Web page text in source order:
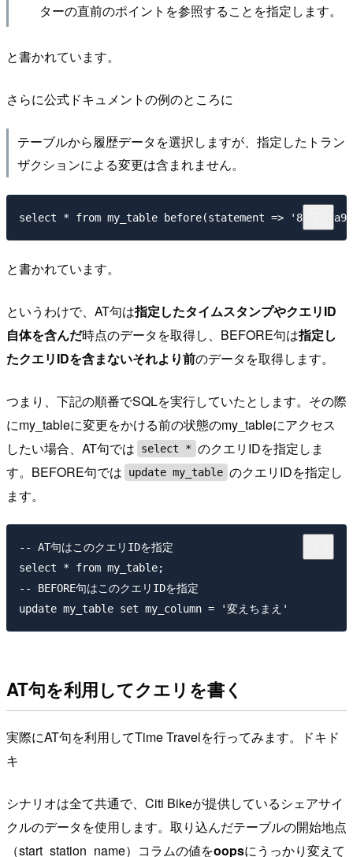
ターの直前のポイントを参照することを指定します。
と書かれています。
さらに公式ドキュメントの例のところに
テーブルから履歴データを選択しますが、指定したトラン
ザクションによる変更は含まれません。
と書かれています。
というわけで、AT句は指定したタイムスタンプやクエリID
自体を含んだ時点のデータを取得し、BEFORE句は指定し
たクエリIDを含まないそれより前のデータを取得します。
つまり、下記の順番でSQLを実行していたとします。その際
にmy_tableに変更をかける前の状態のmy_tableにアクセス
したい場合、AT句では
select * のクエリIDを指定しま
す。BEFORE句では
update my_table のクエリIDを指定し
ます。
-- AT句はこのクエリIDを指定
select * from my_table;
-- BEFORE句はこのクエリIDを指定
AT句を利用してクエリを書く
実際にAT句を利用してTime Travelを行ってみます。ドキド
キ
シナリオは全て共通で、Citi Bikeが提供しているシェアサイ
クルのデータを使用します。取り込んだテーブルの開始地点
（start_station_name）コラムの値をoopsにうっかり変えて